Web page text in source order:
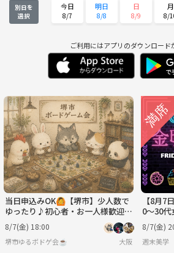
別日を
選択
今日
8/7
明日
8/8
日
8/9
月
8/
8/13 8/14 8/15 8/
水
8/19
木
8/20
土
8/
8/25 8/26 8/27
月
8/31
火
9/1
水
9/2
木
9/
ご利用にはアプリのダウンロード
当日申込みOK🙆【堺市】少人数で
ゆったり♪初心者・お一人様歓迎ボ
ドゲ会
8/7(金) 18:00
堺市ゆるボドゲ会☕️ 大阪
【8月7
0〜30代
8/7(金)
週末美学